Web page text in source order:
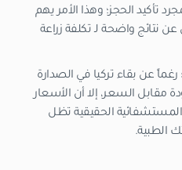
تأكيد الحجز؛ وهذا الأمر يهم
نتائج واضحة لـ تكلفة زراعة
رغماً عن بقاء تركيا في الصدارة
مقابل السعر، إلا أن الأسعار
الحقيقية تظل
الطبية.